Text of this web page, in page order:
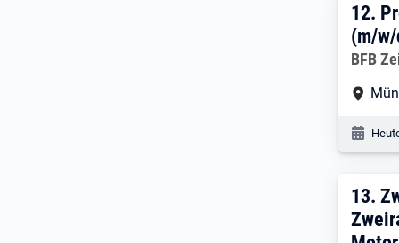
12.
12.
(m/w/
BFB
13.
13.